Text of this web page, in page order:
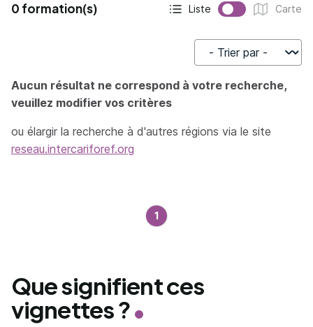
0 formation(s)
Affichage actif :
Liste
Affichage :
Carte
Trier par
Aucun résultat ne correspond à votre recherche,
veuillez modifier vos critères
ou élargir la recherche à d'autres régions via le site
reseau.intercariforef.org
1
Que signifient ces
vignettes ?